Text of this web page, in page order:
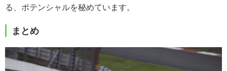
る、ポテンシャルを秘めています。
まとめ